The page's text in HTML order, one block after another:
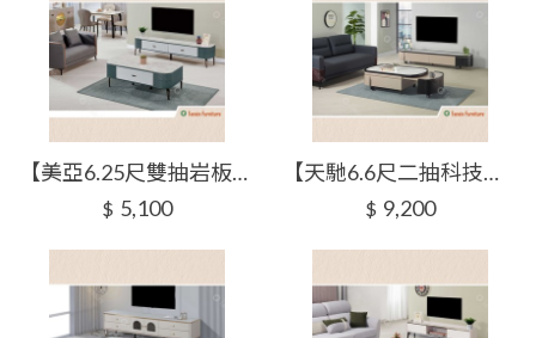
【美亞6.25尺雙抽岩板電視櫃】【2025-J325-2】【添興家具】
$ 5,100
【天馳6.6尺二抽科技石電視櫃】【2025-J326-2】【添興家具】
$ 9,200